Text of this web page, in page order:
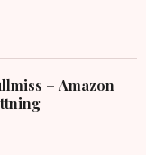
– Amazon